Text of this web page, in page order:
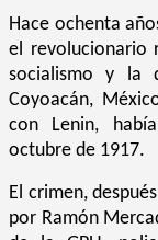
Hace ochenta
el revolucionario
socialismo y la
Coyoacán,
con Lenin,
octubre de 1917.
El crimen,
por Ramón